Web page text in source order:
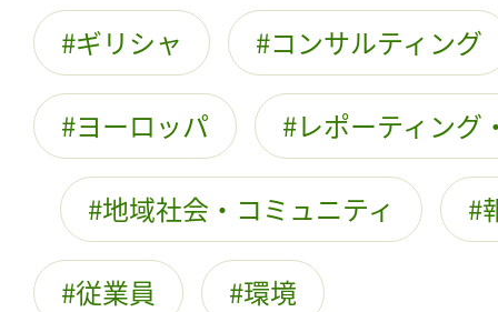
ギリシャ コンサルティング
ヨーロッパ レポーティング
地域社会・コミュニティ
従業員 環境